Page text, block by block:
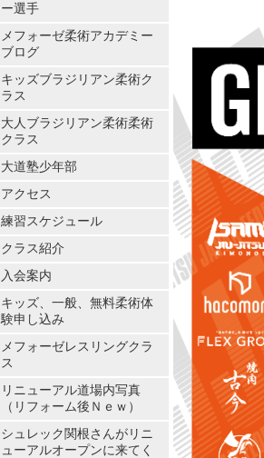
ー選手
メフォーゼ柔術アカデミー
ブログ
キッズブラジリアン柔術ク
ラス
大人ブラジリアン柔術柔術
クラス
大道塾少年部
アクセス
練習スケジュール
クラス紹介
入会案内
キッズ、一般、無料柔術体
験申し込み
メフォーゼレスリングクラ
ス
リニューアル道場内写真
（リフォーム後Ｎｅｗ）
シュレック関根さんがリニ
ューアルオープンに来てく